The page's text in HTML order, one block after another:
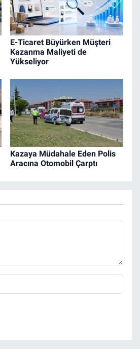
E-Ticaret Büyürken Müşteri
Kazanma Maliyeti de
Yükseliyor
Kazaya Müdahale Eden Polis
Aracına Otomobil Çarptı